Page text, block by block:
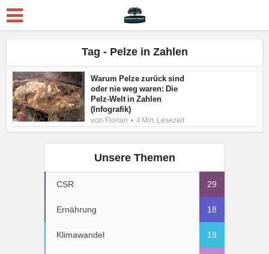
Tag - Pelze in Zahlen
Warum Pelze zurück sind
oder nie weg waren: Die
Pelz-Welt in Zahlen
(Infografik)
von Florian 4 Min. Lesezeit
Unsere Themen
CSR 29
Ernährung 18
Klimawandel 19